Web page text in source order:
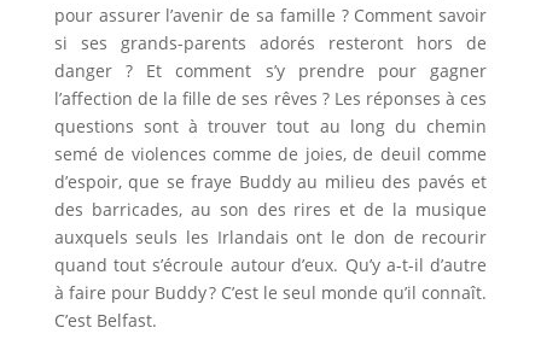
pour assurer l’avenir de sa famille ? Comment savoir
si ses grands-parents adorés resteront hors de
danger ? Et comment s’y prendre pour gagner
l’affection de la fille de ses rêves ? Les réponses à ces
questions sont à trouver tout au long du chemin
semé de violences comme de joies, de deuil comme
d’espoir, que se fraye Buddy au milieu des pavés et
des barricades, au son des rires et de la musique
auxquels seuls les Irlandais ont le don de recourir
quand tout s’écroule autour d’eux. Qu’y a-t-il d’autre
à faire pour Buddy ? C’est le seul monde qu’il connaît.
C’est Belfast.